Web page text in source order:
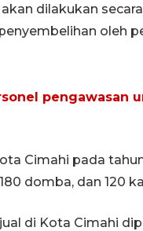
akan dilakukan
oleh
pengawasan
Cimahi pada
domba, dan 120
di Kota Cimahi
perlintasan